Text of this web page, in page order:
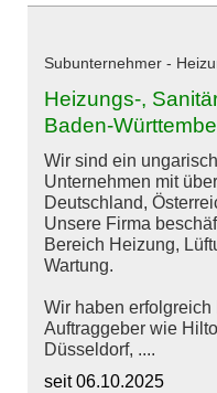
Subunternehmer -
Heizungs-,
Baden-
Wir sind ein
Unternehmen mit
Deutschland,
Unsere Firma
Bereich Heizung,
Wartung.
Wir haben
Auftraggeber wie
Düsseldorf, ....
seit 06.10.2025